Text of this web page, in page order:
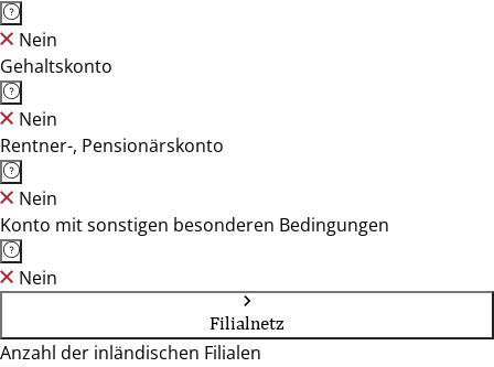
Nein
Gehaltskonto
Nein
Rentner-, Pensionärskonto
Nein
Konto mit sonstigen besonderen Bedingungen
Nein
Filialnetz
Anzahl der inländischen Filialen